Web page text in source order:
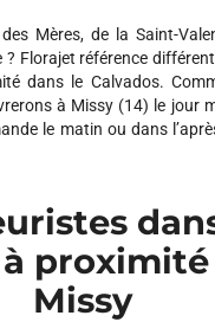
Mères, de la Saint-
? Florajet référence
dans le Calvados.
à Missy (14) le jour
le matin ou dans
proximité
Missy